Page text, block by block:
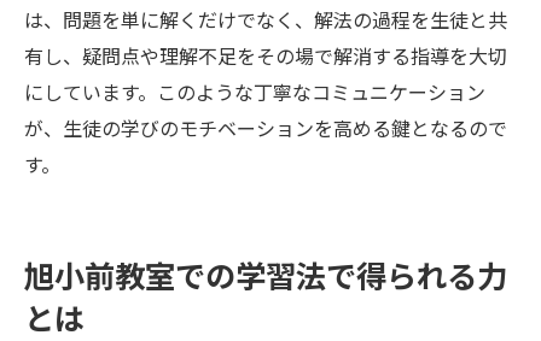
は、問題を単に解くだけでなく、解法の過程を生徒と共
有し、疑問点や理解不足をその場で解消する指導を大切
にしています。このような丁寧なコミュニケーション
が、生徒の学びのモチベーションを高める鍵となるので
す。
旭小前教室での学習法で得られる力
とは